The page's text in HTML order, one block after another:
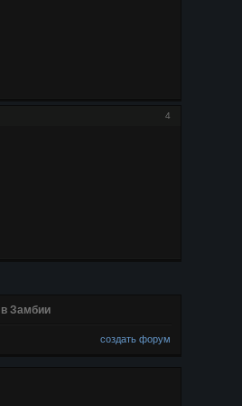
4
Замбии
создать форум